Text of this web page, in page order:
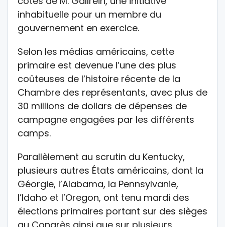
inhabituelle pour un membre du
gouvernement en exercice.
Selon les médias américains, cette
primaire est devenue l’une des plus
coûteuses de l’histoire récente de la
Chambre des représentants, avec plus de
30 millions de dollars de dépenses de
campagne engagées par les différents
camps.
Parallèlement au scrutin du Kentucky,
plusieurs autres États américains, dont la
Géorgie, l’Alabama, la Pennsylvanie,
l’Idaho et l’Oregon, ont tenu mardi des
élections primaires portant sur des sièges